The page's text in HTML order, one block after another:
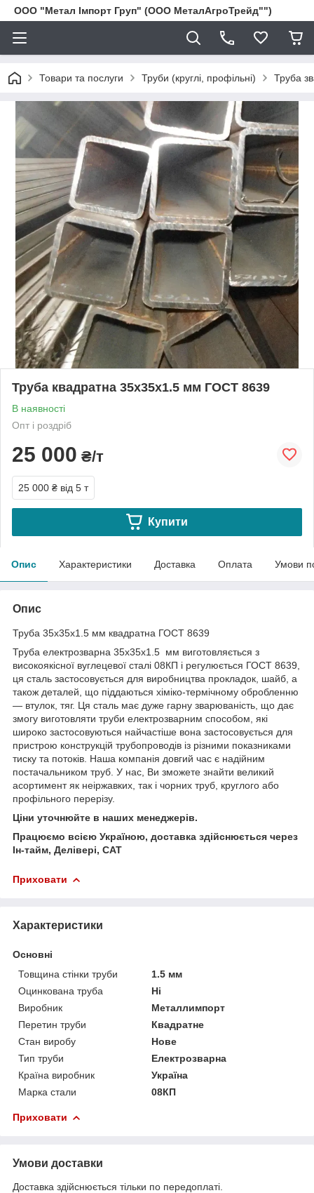
ООО "Метал Імпорт Груп" (ООО МеталАгроТрейд"")
Товари та послуги Труби (круглі, профільні) Труба
Труба квадратна 35х35х1.5 мм ГОСТ 8639
В наявності
Опт і роздріб
25 000 ₴/т
25 000 ₴ від 5 т
Купити
Опис Характеристики Доставка Оплата Умови
Опис
Труба 35х35х1.5 мм квадратна ГОСТ 8639
Труба електрозварна 35х35х1.5 мм виготовляється з
високоякісної вуглецевої сталі 08КП і регулюється ГОСТ 8639,
ця сталь застосовується для виробництва прокладок, шайб, а
також деталей, що піддаються хіміко-термічному обробленню
— втулок, тяг. Ця сталь має дуже гарну зварюваність, що дає
змогу виготовляти труби електрозварним способом, які
широко застосовуються найчастіше вона застосовується для
пристрою конструкцій трубопроводів із різними показниками
тиску та потоків. Наша компанія довгий час є надійним
постачальником труб. У нас, Ви зможете знайти великий
асортимент як неіржавких, так і чорних труб, круглого або
профільного перерізу.
Ціни уточнюйте в наших менеджерів.
Працюємо всією Україною, доставка здійснюється через
Ін-тайм, Делівері, САТ
Приховати
Характеристики
Основні
Товщина стінки труби
1.5 мм
Оцинкована труба
Ні
Виробник
Металлимпорт
Перетин труби
Квадратне
Стан виробу
Нове
Тип труби
Електрозварна
Країна виробник
Україна
Марка стали
08КП
Приховати
Умови доставки
Доставка здійснюється тільки по передоплаті.